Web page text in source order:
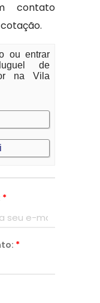
contato
ou entrar
de
na Vila
*
*